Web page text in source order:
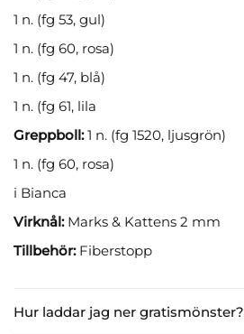
Hur laddar jag ner gratismönster?
1 n. (fg 53, gul)
1 n. (fg 60, rosa)
1 n. (fg 47, blå)
1 n. (fg 61, lila
Greppboll:1 n. (fg 1520, ljusgrön)
1 n. (fg 60, rosa)
i Bianca
Virknål:Marks & Kattens 2 mm
Tillbehör: Fiberstopp